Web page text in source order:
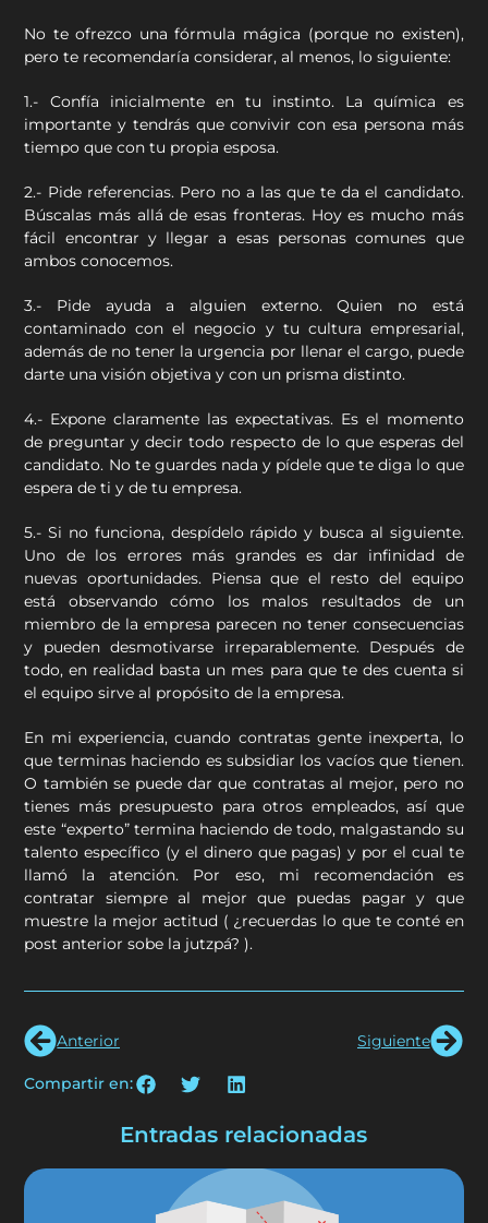
No te ofrezco una fórmula mágica (porque no existen),
pero te recomendaría considerar, al menos, lo siguiente:
1.- Confía inicialmente en tu instinto. La química es
importante y tendrás que convivir con esa persona más
tiempo que con tu propia esposa.
2.- Pide referencias. Pero no a las que te da el candidato.
Búscalas más allá de esas fronteras. Hoy es mucho más
fácil encontrar y llegar a esas personas comunes que
ambos conocemos.
3.- Pide ayuda a alguien externo. Quien no está
contaminado con el negocio y tu cultura empresarial,
además de no tener la urgencia por llenar el cargo, puede
darte una visión objetiva y con un prisma distinto.
4.- Expone claramente las expectativas. Es el momento
de preguntar y decir todo respecto de lo que esperas del
candidato. No te guardes nada y pídele que te diga lo que
espera de ti y de tu empresa.
5.- Si no funciona, despídelo rápido y busca al siguiente.
Uno de los errores más grandes es dar infinidad de
nuevas oportunidades. Piensa que el resto del equipo
está observando cómo los malos resultados de un
miembro de la empresa parecen no tener consecuencias
y pueden desmotivarse irreparablemente. Después de
todo, en realidad basta un mes para que te des cuenta si
el equipo sirve al propósito de la empresa.
En mi experiencia, cuando contratas gente inexperta, lo
que terminas haciendo es subsidiar los vacíos que tienen.
O también se puede dar que contratas al mejor, pero no
tienes más presupuesto para otros empleados, así que
este “experto” termina haciendo de todo, malgastando su
talento específico (y el dinero que pagas) y por el cual te
llamó la atención. Por eso, mi recomendación es
contratar siempre al mejor que puedas pagar y que
muestre la mejor actitud ( ¿recuerdas lo que te conté en
post anterior sobe la jutzpá? ).
Anterior Siguiente
Compartir en:
Entradas relacionadas